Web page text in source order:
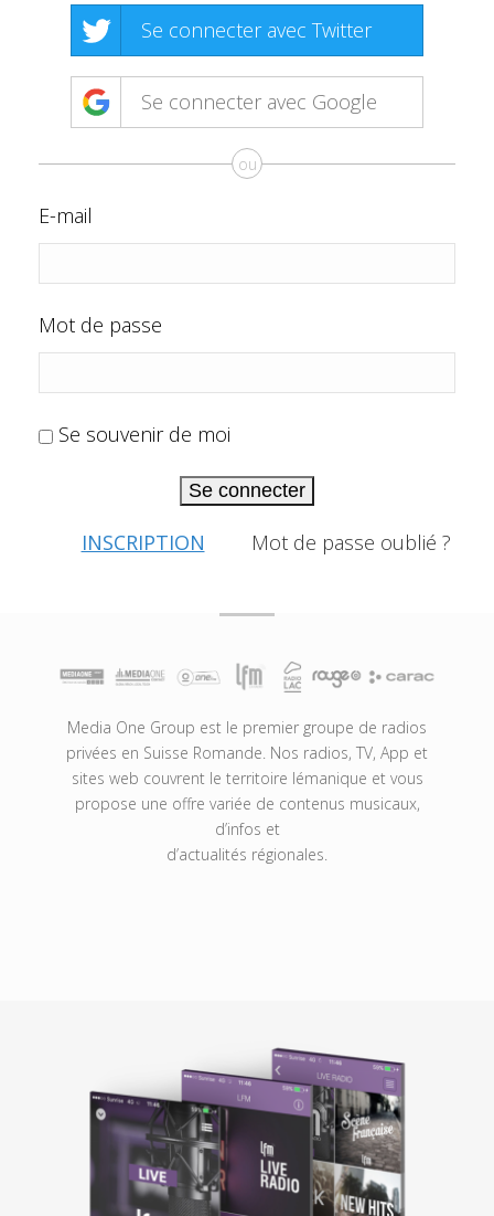
Se connecter avec Twitter
Se connecter avec Google
ou
E-mail
Mot de passe
Se souvenir de moi
Se connecter
INSCRIPTION Mot de passe oublié ?
Media One Group est le premier groupe de radios
privées en Suisse Romande. Nos radios, TV, App et
sites web couvrent le territoire lémanique et vous
propose une offre variée de contenus musicaux,
d’infos et
d’actualités régionales.